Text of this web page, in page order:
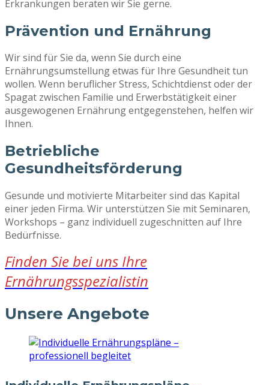
Erkrankungen beraten wir Sie gerne.
Prävention und Ernährung
Wir sind für Sie da, wenn Sie durch eine
Ernährungsumstellung etwas für Ihre Gesundheit tun
wollen. Wenn beruflicher Stress, Schichtdienst oder der
Spagat zwischen Familie und Erwerbstätigkeit einer
ausgewogenen Ernährung entgegenstehen, helfen wir
Ihnen.
Betriebliche
Gesundheitsförderung
Gesunde und motivierte Mitarbeiter sind das Kapital
einer jeden Firma. Wir unterstützen Sie mit Seminaren,
Workshops – ganz individuell zugeschnitten auf Ihre
Bedürfnisse.
Finden Sie bei uns Ihre
Ernährungsspezialistin
Unsere Angebote